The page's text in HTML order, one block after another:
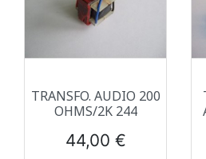
TRANSFO. AUDIO 200
OHMS/2K 244
Prix
44,00 €